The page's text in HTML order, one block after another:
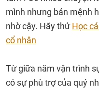
mình nhưng bản mệnh
nhờ cậy. Hãy thửHọc
cổ nhân
Từ giữa năm vận trình
có sự phù trợ của quý